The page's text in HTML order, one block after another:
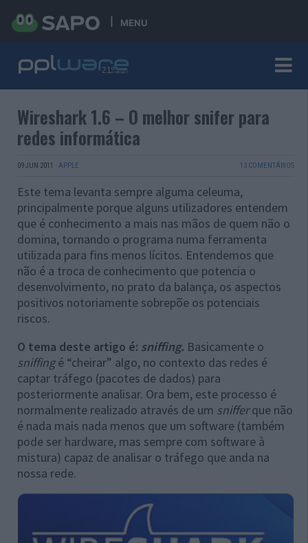
MENU
Wireshark 1.6 – O melhor snifer para
redes informática
09 JUN 2011 · APPLE 13 COMENTÁRIOS
Este tema levanta sempre alguma celeuma,
principalmente porque alguns utilizadores entendem
que é conhecimento a mais nas mãos de quem não o
domina, tornando o programa numa ferramenta
utilizada para fins menos lícitos. Entendemos que
não é a troca de conhecimento que potencia o
desenvolvimento, no prato da balança, os aspectos
positivos notoriamente sobrepõe os potenciais
riscos.
O tema deste artigo é: sniffing. Basicamente o
sniffingé “cheirar” algo, no contexto das redes é
captar tráfego (pacotes de dados) para
posteriormente analisar. Ora bem, este processo é
normalmente realizado através de um snifferque não
é nada mais nada menos que um software (também
pode ser hardware, mas sempre com software à
mistura) capaz de analisar o tráfego que anda na
nossa rede.